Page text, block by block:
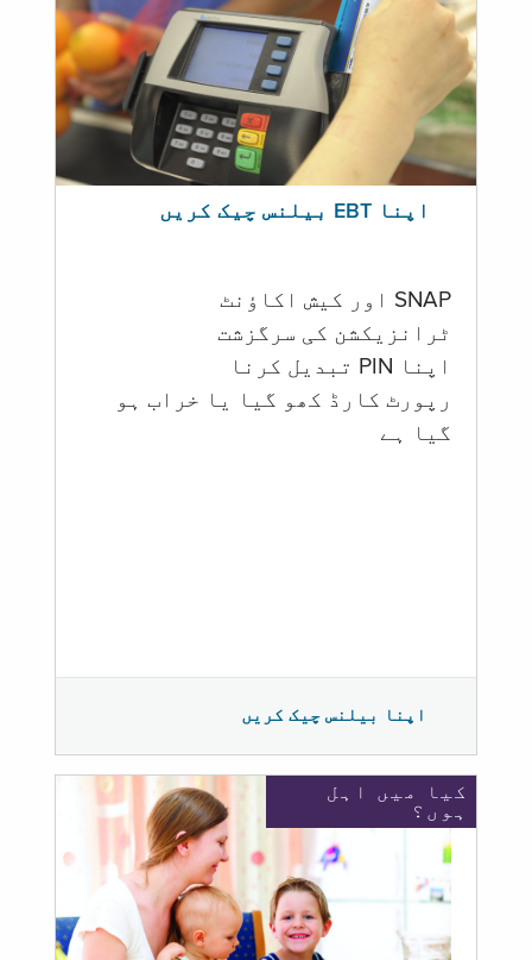
اپنا EBT بیلنس چیک کریں
SNAP اور کیش اکاؤنٹ
ٹرانزیکشن کی سرگزشت
اپنا PIN تبدیل کرنا
رپورٹ کارڈ کھو گیا یا خراب ہو
گيا ہے
اپنا بیلنس چیک کریں
کیا میں اہل
ہوں؟